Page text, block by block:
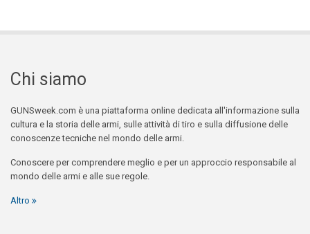
Chi siamo
GUNSweek.com è una piattaforma online dedicata all'informazione sulla
cultura e la storia delle armi, sulle attività di tiro e sulla diffusione delle
conoscenze tecniche nel mondo delle armi.
Conoscere per comprendere meglio e per un approccio responsabile al
mondo delle armi e alle sue regole.
Altro